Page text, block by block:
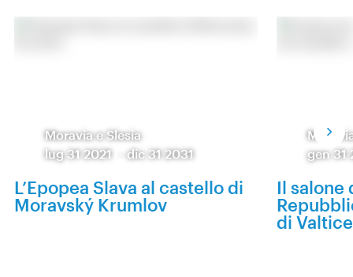
Moravia e Slesia
lug 31 2021
-dic 31 2031
L’Epopea Slava al castello di
Moravský Krumlov
gen 31
Il salone
di Valtice